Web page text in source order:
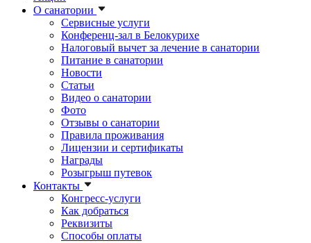
О санатории
Сервисные услуги
Конференц-зал в Белокурихе
Налоговый вычет за лечение в санатории
Питание в санатории
Новости
Статьи
Видео о санатории
Фото
Отзывы о санатории
Правила проживания
Лицензии и сертификаты
Награды
Розыгрыш путевок
Контакты
Конгресс-услуги
Как добраться
Реквизиты
Способы оплаты